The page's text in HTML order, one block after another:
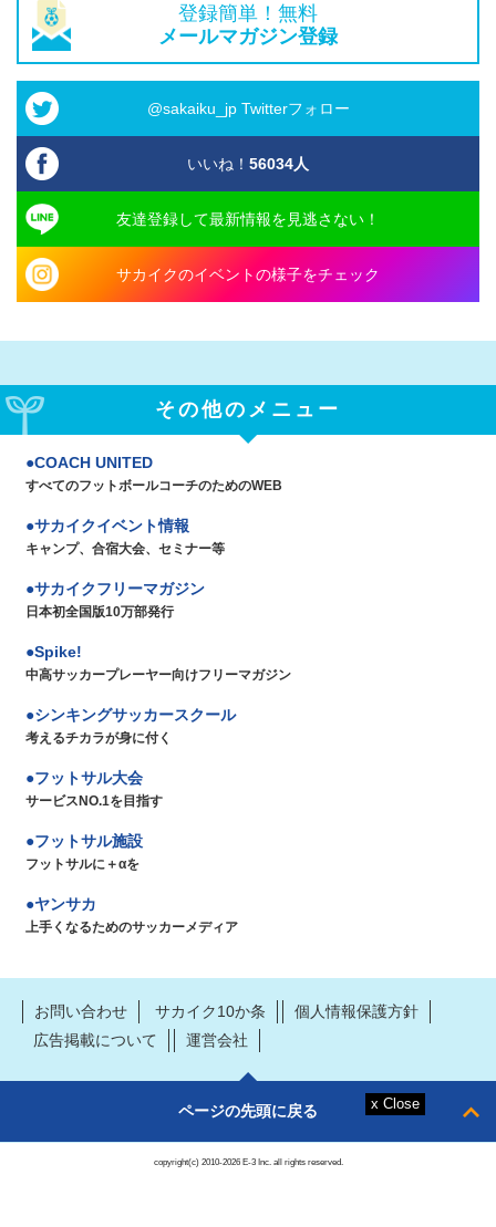
登録簡単！無料
メールマガジン登録
@sakaiku_jp Twitterフォロー
いいね！ 56034人
友達登録して最新情報を見逃さない！
サカイクのイベントの様子をチェック
その他のメニュー
COACH UNITED
すべてのフットボールコーチのためのWEB
サカイクイベント情報
キャンプ、合宿大会、セミナー等
サカイクフリーマガジン
日本初全国版10万部発行
Spike!
中高サッカープレーヤー向けフリーマガジン
シンキングサッカースクール
考えるチカラが身に付く
フットサル大会
サービスNO.1を目指す
フットサル施設
フットサルに＋αを
ヤンサカ
上手くなるためのサッカーメディア
お問い合わせ サカイク10か条
個人情報保護方針
広告掲載について
運営会社
ページの先頭に戻る
copyright(c) 2010-2026 E-3 Inc. all rights reserved.